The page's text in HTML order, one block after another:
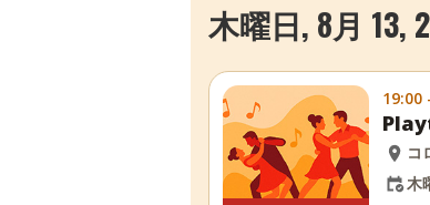
木曜日, 8月 13,
19:00
コ
木